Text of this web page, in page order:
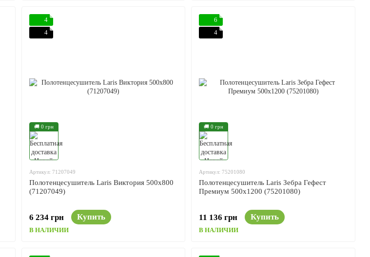
🚚 0 грн
4
4
Артикул: 71207049
Полотенцесушитель Laris Виктория 500x800
(71207049)
6 234 грн Купить
В НАЛИЧИИ
🚚 0 грн
6
4
Артикул: 75201080
Полотенцесушитель Laris Зебра Гефест
Премиум 500x1200 (75201080)
11 136 грн Купить
В НАЛИЧИИ